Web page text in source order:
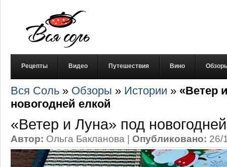
Рецепты Видео Путешествия Вино
Вся Соль » Обзоры » Истории » «Ветер
новогодней елкой
«Ветер и Луна» под
Автор: Ольга Бакланова | Опубликовано: 26/